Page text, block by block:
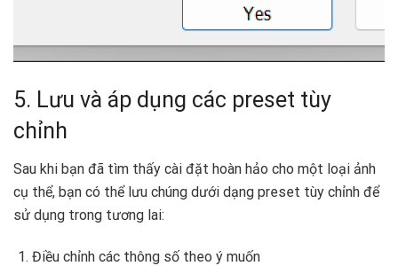
5. Lưu và áp dụng các preset tùy
chỉnh
Sau khi bạn đã tìm thấy cài đặt hoàn hảo cho một loại ảnh
cụ thể, bạn có thể lưu chúng dưới dạng preset tùy chỉnh để
sử dụng trong tương lai:
Điều chỉnh các thông số theo ý muốn